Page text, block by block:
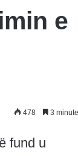
e
478 3
fund u